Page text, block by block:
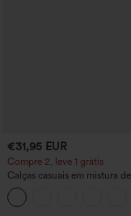
€31,95 EUR
Compre 2, leve 1 grátis
Calças casuais em mistura
cintura alta, perna larga, com
bolsos